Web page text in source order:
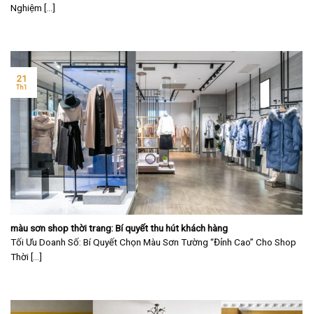
Nghiệm [...]
màu sơn shop thời trang: Bí quyết thu hút khách hàng
Tối Ưu Doanh Số: Bí Quyết Chọn Màu Sơn Tường “Đỉnh Cao” Cho Shop
Thời [...]
21
Th1